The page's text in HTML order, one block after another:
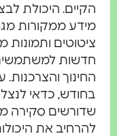
היכולת לבצע
ממקורות
ותמונות
למשתמשים
כדאי לנצל
את היכולות